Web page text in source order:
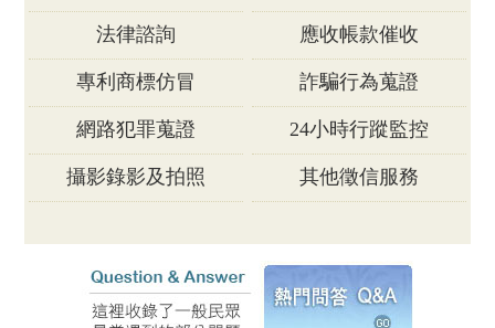
法律諮詢 應收帳款催收
專利商標仿冒 詐騙行為蒐證
網路犯罪蒐證 24小時行蹤監控
攝影錄影及拍照 其他徵信服務